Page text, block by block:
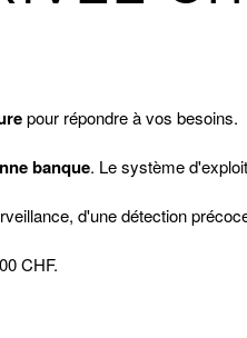
pour répondre à vos besoins.
banque. Le système
d'une détection
CHF.